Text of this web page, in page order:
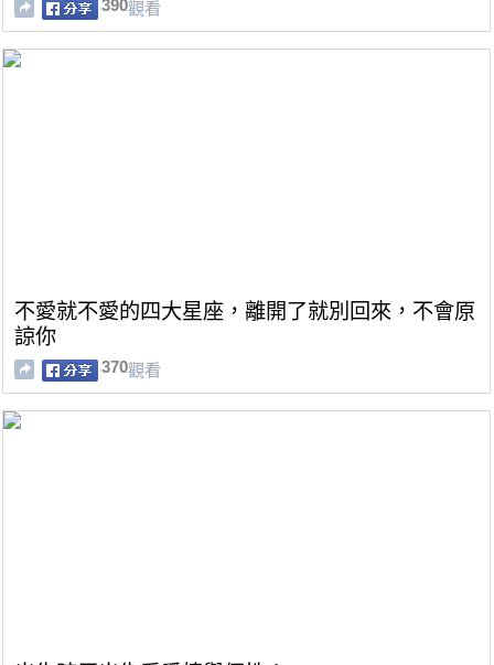
390觀看
不愛就不愛的四大星座，離開了就別回來，不會原
諒你
370觀看